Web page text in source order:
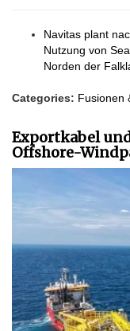
Navitas plant
Nutzung von
Norden der
Categories: Fusionen
Exportkabel
Offshore-